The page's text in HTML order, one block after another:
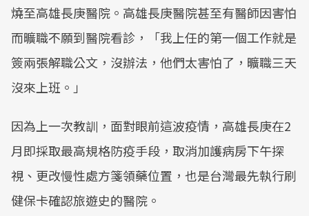
燒至高雄長庚醫院。高雄長庚醫院甚至有醫師因害怕
而曠職不願到醫院看診，「我上任的第一個工作就是
簽兩張解職公文，沒辦法，他們太害怕了，曠職三天
沒來上班。」
因為上一次教訓，面對眼前這波疫情，高雄長庚在2
月即採取最高規格防疫手段，取消加護病房下午探
視、更改慢性處方箋領藥位置，也是台灣最先執行刷
健保卡確認旅遊史的醫院。